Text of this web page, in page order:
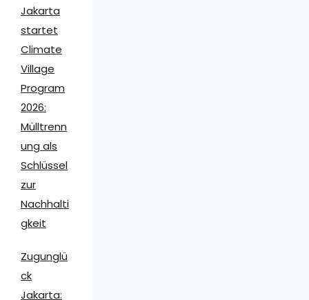
Jakarta
startet
Climate
Village
Program
2026:
Mülltrenn
ung als
Schlüssel
zur
Nachhalti
gkeit
Zugunglü
ck
Jakarta: